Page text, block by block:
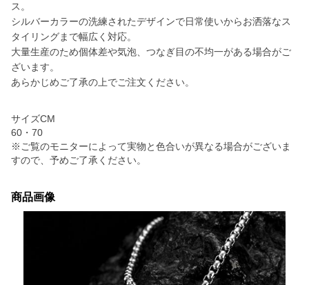
ス。
シルバーカラーの洗練されたデザインで日常使いからお洒落なス
タイリングまで幅広く対応。
大量生産のため個体差や気泡、つなぎ目の不均一がある場合がご
ざいます。
あらかじめご了承の上でご注文ください。
サイズCM
60・70
※ご覧のモニターによって実物と色合いが異なる場合がございま
すので、予めご了承ください。
商品画像